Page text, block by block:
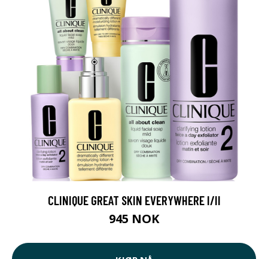
CLINIQUE GREAT SKIN EVERYWHERE I/II
945 NOK